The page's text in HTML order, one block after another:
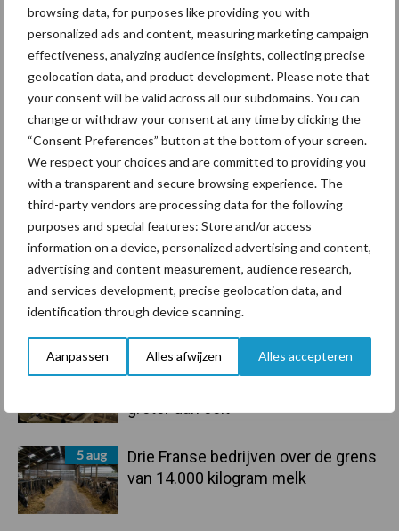
browsing data, for purposes like providing you with
personalized ads and content, measuring marketing campaign
effectiveness, analyzing audience insights, collecting precise
geolocation data, and product development. Please note that
your consent will be valid across all our subdomains. You can
change or withdraw your consent at any time by clicking the
“Consent Preferences” button at the bottom of your screen.
We respect your choices and are committed to providing you
with a transparent and secure browsing experience. The
third-party vendors are processing data for the following
purposes and special features: Store and/or access
information on a device, personalized advertising and content,
advertising and content measurement, audience research,
and services development, precise geolocation data, and
identification through device scanning.
Aanpassen Alles afwijzen Alles accepteren
Primaire
Sidebar
Recent nieuws Partner nieuws
6 aug
BoviMove zorgt voor eenvoudige,
sluitende en betrouwbare
traceerbaarheid van
rundveetransporten
6 aug
Tien praktische tips voor een
langere levensduur
5 aug
“Vraag naar praktische
groter dan ooit”
5 aug
Drie Franse bedrijven over de grens
van 14.000 kilogram melk
Polen groter dan ooit”